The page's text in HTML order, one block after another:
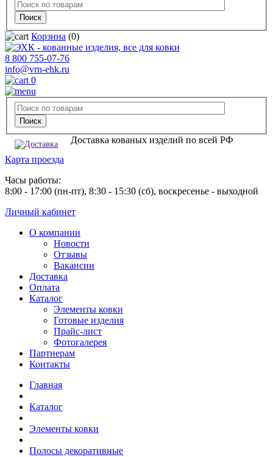
Корзина (0)
8 800 755-07-76
info@vrn-ehk.ru
0
Доставка кованых изделий по всей РФ
Карта проезда
Часы работы:
8:00 - 17:00 (пн-пт), 8:30 - 15:30 (сб), воскресенье - выходной
Личный кабинет
О компании
Новости
Отзывы
Вакансии
Доставка
Оплата
Каталог
Элементы ковки
Готовые изделия
Прайс-лист
Фотогалерея
Партнерам
Контакты
Главная
Каталог
Элементы ковки
Полосы декоративные